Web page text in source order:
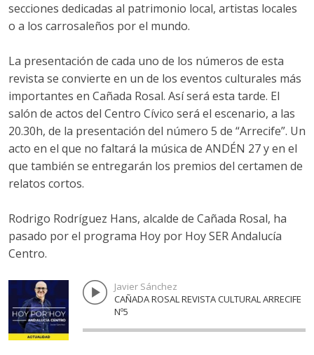
PRIEGO DE CÓRDOBA
ALMEDINILLA
CARCABUEY
ANTEQUERA
HUMILLADERO
MOLLINA
VILLANUEVA DE LA CONCEPCIÓN
secciones dedicadas al patrimonio local, artistas locales
o a los carrosaleños por el mundo.
La presentación de cada uno de los números de esta
revista se convierte en un de los eventos culturales más
importantes en Cañada Rosal. Así será esta tarde. El
salón de actos del Centro Cívico será el escenario, a las
20.30h, de la presentación del número 5 de “Arrecife”. Un
acto en el que no faltará la música de ANDÉN 27 y en el
que también se entregarán los premios del certamen de
relatos cortos.
Rodrigo Rodríguez Hans, alcalde de Cañada Rosal, ha
pasado por el programa Hoy por Hoy SER Andalucía
Centro.